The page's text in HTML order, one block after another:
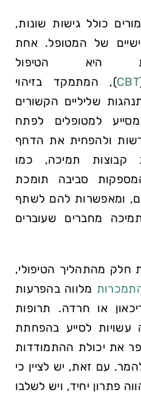
כולל גישות שונות,
של המטופל. אחת
היא הטיפול
CBT), המתמקד בזיהוי
שליליים הקשורים
למטופלים לפתח
ולהפחית את הדחף
קבוצות תמיכה, כמו
סביבה תומכת
ומאפשרות להם לשתף
מחברים שעוברים
חלק מהתהליך הטיפולי,
מלווה בהפרעות
או חרדה. תרופות
עשויות לסייע בהפחתת
את יכולת ההתמודדות
עם זאת, יש לציין כי
פתרון יחיד, ויש לשלבו